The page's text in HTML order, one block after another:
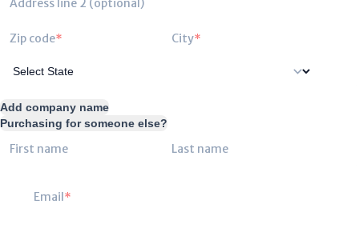
Address line 2 (optional)
Zip code City
Add company name
Purchasing for someone else?
First name Last name
Email